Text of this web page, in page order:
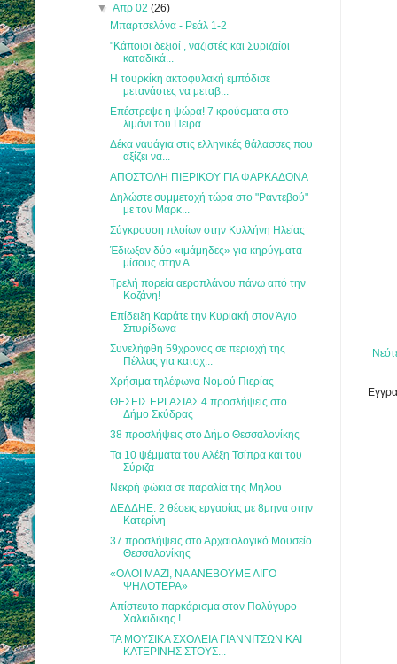
▼ Απρ 02 (26)
Μπαρτσελόνα - Ρεάλ 1-2
"Κάποιοι δεξιοί , ναζιστές και Συριζαίοι
καταδικά...
Η τουρκίκη ακτοφυλακή εμπόδισε
μετανάστες να μεταβ...
Επέστρεψε η ψώρα! 7 κρούσματα στο
λιμάνι του Πειρα...
Δέκα ναυάγια στις ελληνικές θάλασσες που
αξίζει να...
ΑΠΟΣΤΟΛΗ ΠΙΕΡΙΚΟΥ ΓΙΑ ΦΑΡΚΑΔΟΝΑ
Δηλώστε συμμετοχή τώρα στο "Ραντεβού"
με τον Μάρκ...
Σύγκρουση πλοίων στην Κυλλήνη Ηλείας
Έδιωξαν δύο «ιμάμηδες» για κηρύγματα
μίσους στην Α...
Τρελή πορεία αεροπλάνου πάνω από την
Κοζάνη!
Επίδειξη Καράτε την Κυριακή στον Άγιο
Σπυρίδωνα
Συνελήφθη 59χρονος σε περιοχή της
Πέλλας για κατοχ...
Χρήσιμα τηλέφωνα Νομού Πιερίας
ΘΕΣΕΙΣ ΕΡΓΑΣΙΑΣ 4 προσλήψεις στο
Δήμο Σκύδρας
38 προσλήψεις στο Δήμο Θεσσαλονίκης
Τα 10 ψέμματα του Αλέξη Τσίπρα και του
Σύριζα
Νεκρή φώκια σε παραλία της Μήλου
ΔΕΔΔΗΕ: 2 θέσεις εργασίας με 8μηνα στην
Κατερίνη
37 προσλήψεις στο Αρχαιολογικό Μουσείο
Θεσσαλονίκης
«ΟΛΟΙ ΜΑΖΙ, ΝΑ ΑΝΕΒΟΥΜΕ ΛΙΓΟ
ΨΗΛΟΤΕΡΑ»
Απίστευτο παρκάρισμα στον Πολύγυρο
Χαλκιδικής !
ΤΑ ΜΟΥΣΙΚΑ ΣΧΟΛΕΙΑ ΓΙΑΝΝΙΤΣΩΝ ΚΑΙ
ΚΑΤΕΡΙΝΗΣ ΣΤΟΥΣ...